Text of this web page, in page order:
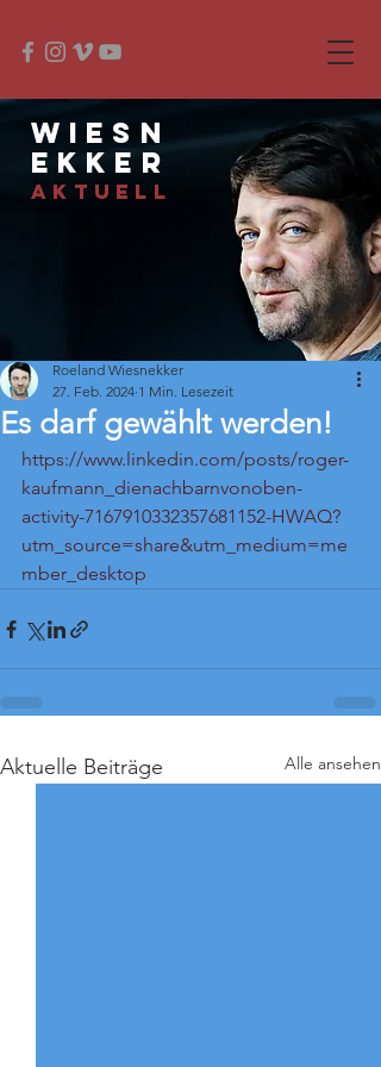
Es darf gewählt werden!
Roeland Wiesnekker
27. Feb. 2024 1 Min. Lesezeit
https://www.linkedin.com/posts/roger-
kaufmann_dienachbarnvonoben-
activity-7167910332357681152-HWAQ?
utm_source=share&utm_medium=me
mber_desktop
Aktuelle Beiträge Alle ansehen
Wiesn
ekker
Aktuell